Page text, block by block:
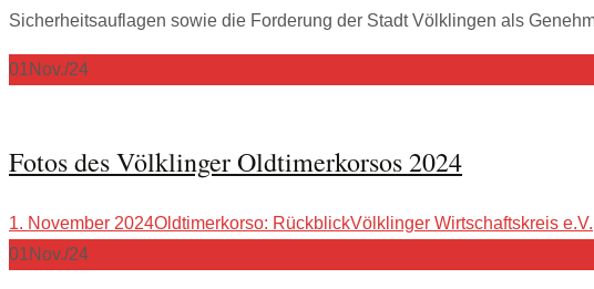
Sicherheitsauflagen sowie die Forderung der Stadt Völklingen als
01Nov./24
Fotos des Völklinger Oldtimerkorsos 2024
1. November 2024Oldtimerkorso: RückblickVölklinger Wirtschaftskreis e.V.
01Nov./24